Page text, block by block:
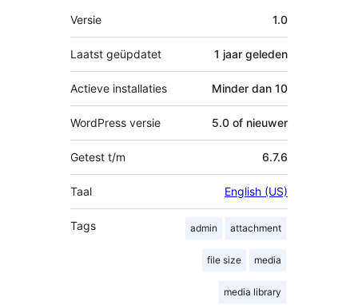
Meta
Versie 1.0
Laatst geüpdatet 1 jaar geleden
Actieve installaties Minder dan 10
WordPress versie 5.0 of nieuwer
Getest t/m 6.7.6
Taal English (US)
Tags admin attachment
file size media
media library